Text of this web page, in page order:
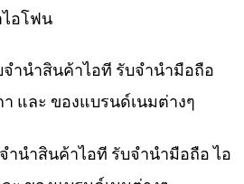
อโฟน
จำนำสินค้าไอที รับจำนำมือถือ
และ ของแบรนด์เนมต่างๆ
ำนำสินค้าไอที รับจำนำมือถือ ไอ